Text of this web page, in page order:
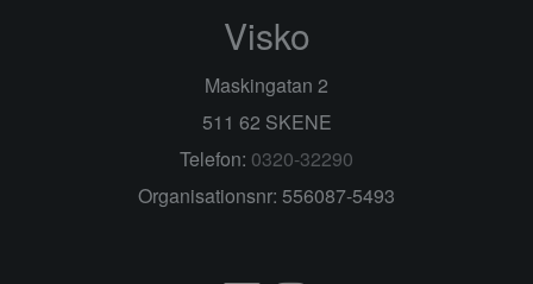
Visko
Maskingatan 2
511 62 SKENE
Telefon: 0320-32290
Organisationsnr: 556087-5493